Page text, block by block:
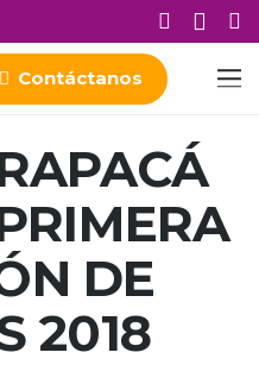
Contáctanos
DE
2018